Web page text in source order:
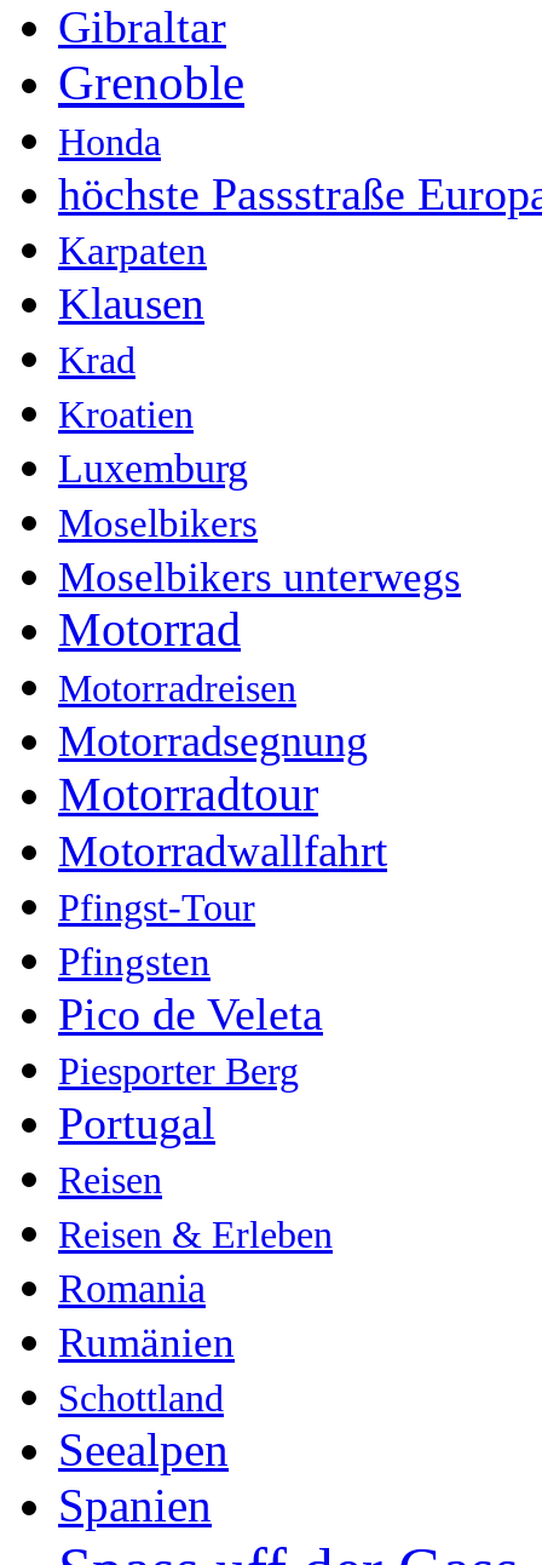
Gibraltar
Grenoble
Honda
höchste Passstraße
Karpaten
Klausen
Krad
Kroatien
Luxemburg
Moselbikers
Moselbikers unterwegs
Motorrad
Motorradreisen
Motorradsegnung
Motorradtour
Motorradwallfahrt
Pfingst-Tour
Pfingsten
Pico de Veleta
Piesporter Berg
Portugal
Reisen
Reisen & Erleben
Romania
Rumänien
Schottland
Seealpen
Spanien